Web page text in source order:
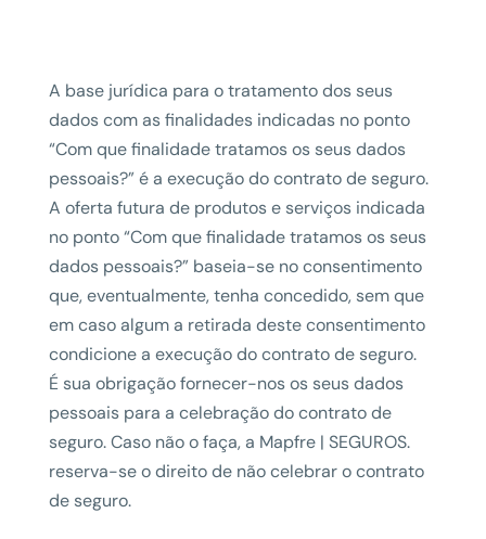
A base jurídica para o tratamento dos seus
dados com as finalidades indicadas no ponto
“Com que finalidade tratamos os seus dados
pessoais?” é a execução do contrato de seguro.
A oferta futura de produtos e serviços indicada
no ponto “Com que finalidade tratamos os seus
dados pessoais?” baseia-se no consentimento
que, eventualmente, tenha concedido, sem que
em caso algum a retirada deste consentimento
condicione a execução do contrato de seguro.
É sua obrigação fornecer-nos os seus dados
pessoais para a celebração do contrato de
seguro. Caso não o faça, a Mapfre | SEGUROS.
reserva-se o direito de não celebrar o contrato
de seguro.